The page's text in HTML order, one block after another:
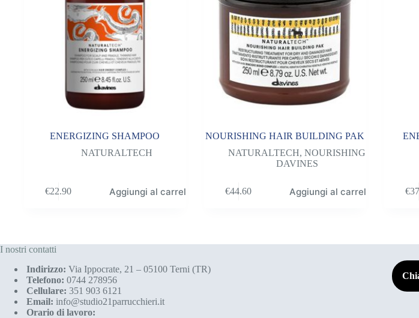
ENERGIZING SHAMPOO
NATURALTECH
€22.90 Aggiungi al carrello
NOURISHING HAIR BUILDING PAK
NATURALTECH,NOURISHING
DAVINES
€44.60 Aggiungi al carrello €
I nostri contatti
Indirizzo: Via Ippocrate, 21 – 05100 Terni (TR)
Telefono: 0744 278956
Cellulare: 351 903 6121
Email: info@studio21parrucchieri.it
Orario di lavoro: